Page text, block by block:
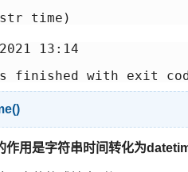
13:14
作用是字符串时间转化为